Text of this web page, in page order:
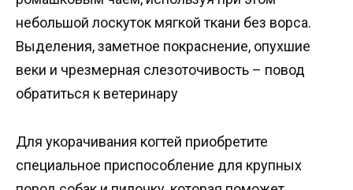
небольшой лоскуток мягкой ткани без ворса.
Выделения, заметное покраснение, опухшие
веки и чрезмерная слезоточивость – повод
обратиться к ветеринару
Для укорачивания когтей приобретите
специальное приспособление для крупных